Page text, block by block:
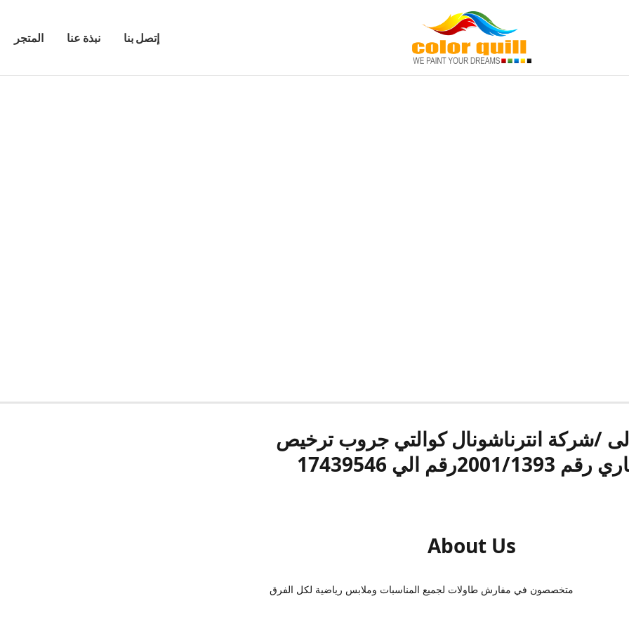
المتجر نبذة عنا إتصل بنا
/شركة انترناشونال كوالتي جروب ترخيص
2001/1393رقم الي 17439546
About Us
متخصصون في مفارش طاولات لجميع المناسبات وملابس رياضية لكل الفرق